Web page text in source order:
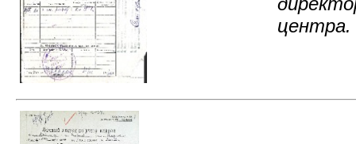
центра.